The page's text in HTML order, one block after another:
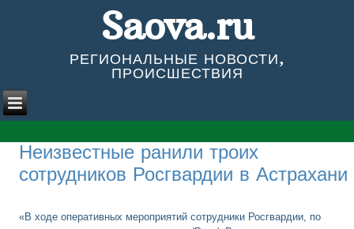
Saova.ru
РЕГИОНАЛЬНЫЕ НОВОСТИ,
ПРОИСШЕСТВИЯ
Неизвестные ранили троих
сотрудников Росгвардии в Астрахани
«В ходе оперативных мероприятий сотрудники Росгвардии, по